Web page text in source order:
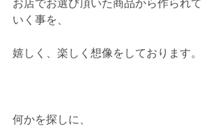
お店でお選び頂いた商品から作られて
いく事を、
嬉しく、楽しく想像をしております。
何かを探しに、